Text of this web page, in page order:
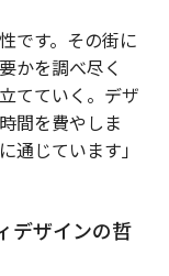
です。その街に
かを調べ尽く
てていく。デザ
間を費やしま
通じています」
デザインの哲